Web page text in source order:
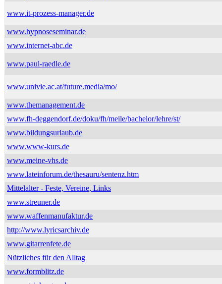
www.it-prozess-manager.de
www.hypnoseseminar.de
www.internet-abc.de
www.paul-raedle.de
www.univie.ac.at/future.media/mo/
www.themanagement.de
www.fh-deggendorf.de/doku/fh/meile/bachelor/lehre/st/
www.bildungsurlaub.de
www.www-kurs.de
www.meine-vhs.de
www.lateinforum.de/thesauru/sentenz.htm
Mittelalter - Feste, Vereine, Links
www.streuner.de
www.waffenmanufaktur.de
http://www.lyricsarchiv.de
www.gitarrenfete.de
Nützliches für den Alltag
www.formblitz.de